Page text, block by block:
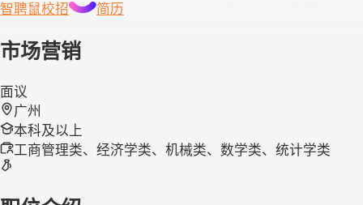
智聘鼠校招 简历
市场营销
面议
广州
本科及以上
工商管理类、经济学类、机械类、数学类、统计学类